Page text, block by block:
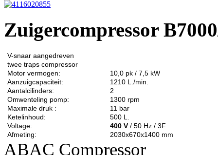
Zuigercompressor
V-snaar aangedreven
twee trapscompressor
Motor vermogen:
10,0 pk / 7,5 kW
Aanzuigcapaciteit:
1210 L./min.
Aantalcilinders:
2
Omwenteling pomp:
1300 rpm
Maximale druk :
11 bar
Ketelinhoud:
500 L.
Voltage:
400 V / 50 Hz / 3F
Afmeting:
2030x670x1400 mm
ABAC Compressor